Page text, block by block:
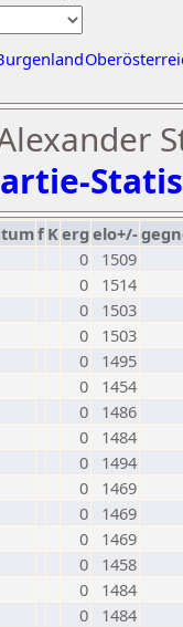
f Kerg elo+/-
0
1509
0
1514
0
1503
0
1503
0
1495
0
1454
0
1486
0
1484
0
1494
0
1469
0
1469
0
1469
0
1458
0
1484
0
1484